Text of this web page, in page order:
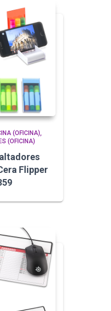
(OFICINA)
(OFICINA)
Flipper